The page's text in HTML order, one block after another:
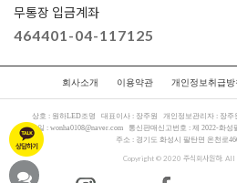
무통장 입금계좌
464401-04-117125
회사소개 이용약관 개인정보취급방
상호 : 원하LED조명 대표이사 : 장주원 개인정보관리자 : 장주
메일 : wonha0108@naver.com 통신판매신고번호 : 제 2022-화성
주소 : 경기도 화성시 팔탄면 온천로
Copyright © 2020 주식회사원하. All